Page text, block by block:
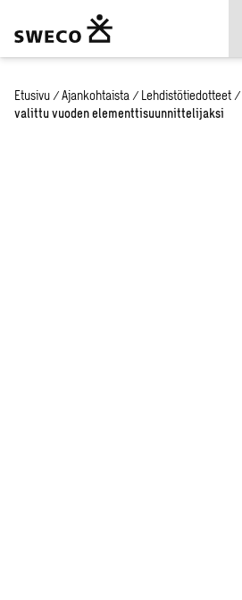
Etusivu / Ajankohtaista / Lehdistötiedotteet /
valittu vuoden elementtisuunnittelijaksi